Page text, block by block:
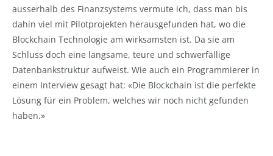
ausserhalb des Finanzsystems vermute ich, dass man bis
dahin viel mit Pilotprojekten herausgefunden hat, wo die
Blockchain Technologie am wirksamsten ist. Da sie am
Schluss doch eine langsame, teure und schwerfällige
Datenbankstruktur aufweist. Wie auch ein Programmierer in
einem Interview gesagt hat: «Die Blockchain ist die perfekte
Lösung für ein Problem, welches wir noch nicht gefunden
haben.»